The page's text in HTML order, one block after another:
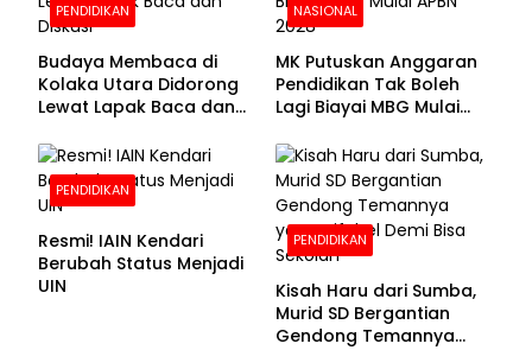
PENDIDIKAN
Budaya Membaca di
Kolaka Utara Didorong
Lewat Lapak Baca dan
NASIONAL
MK Putuskan Anggaran
Pendidikan Tak Boleh
Lagi Biayai MBG Mulai
PENDIDIKAN
Resmi! IAIN Kendari
Berubah Status Menjadi
UIN
PENDIDIKAN
Kisah Haru dari Sumba,
Murid SD Bergantian
Gendong Temannya